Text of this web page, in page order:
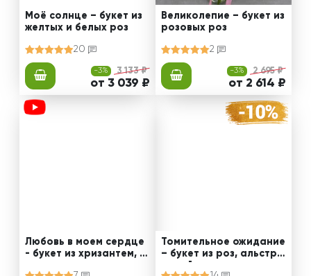
Моё солнце – букет из
желтых и белых роз
20
-3% 3 133 ₽
от 3 039 ₽
Великолепие – букет из
розовых роз
2
-3% 2 695 ₽
от 2 614 ₽
Любовь в моем сердце
- букет из хризантем, э
Томительное ожидание
– букет из роз, альстро